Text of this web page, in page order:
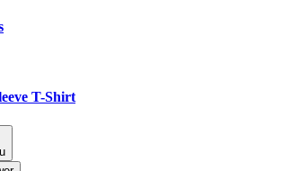
T-Shirt